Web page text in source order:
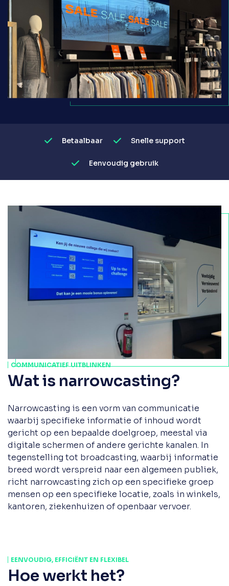
Betaalbaar Snelle support
Eenvoudig gebruik
COMMUNICATIEF UITBLINKEN
Wat is narrowcasting?
Narrowcasting is een vorm van communicatie
waarbij specifieke informatie of inhoud wordt
gericht op een bepaalde doelgroep, meestal via
digitale schermen of andere gerichte kanalen. In
tegenstelling tot broadcasting, waarbij informatie
breed wordt verspreid naar een algemeen publiek,
richt narrowcasting zich op een specifieke groep
mensen op een specifieke locatie, zoals in winkels,
kantoren, ziekenhuizen of openbaar vervoer.
EENVOUDIG, EFFICIËNT EN FLEXIBEL
Hoe werkt het?